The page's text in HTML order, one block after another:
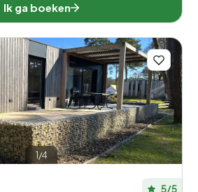
Ik ga boeken
1/4
5/5